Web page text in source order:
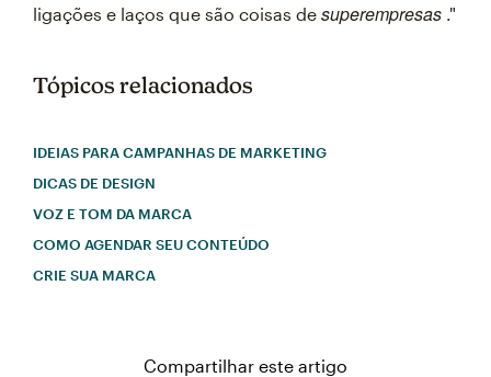
ligações e laços que são coisas de superempresas ."
Tópicos relacionados
IDEIAS PARA CAMPANHAS DE MARKETING
DICAS DE DESIGN
VOZ E TOM DA MARCA
COMO AGENDAR SEU CONTEÚDO
CRIE SUA MARCA
Compartilhar este artigo